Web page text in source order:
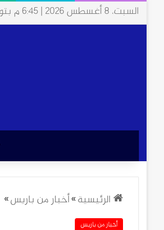
السبت، 8 أغسطس 2026 | 6:45 م بتوقيت القاهرة
الرئيسية»أخبار من باريس»
أخبار من باريس